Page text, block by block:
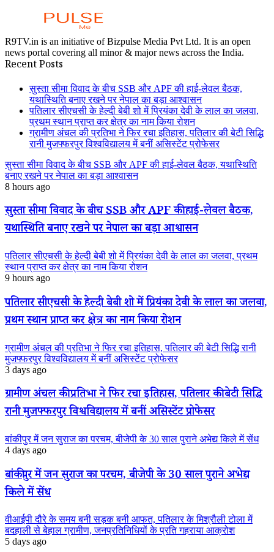
R9TV.in is an initiative of Bizpulse Media Pvt Ltd. It is an open
news portal covering all minor & major news across the India.
Recent Posts
सुस्ता सीमा विवाद के बीच SSB और APF की हाई-लेवल बैठक,
यथास्थिति बनाए रखने पर नेपाल का बड़ा आश्वासन
पतिलार सीएचसी के हेल्दी बेबी शो में प्रियंका देवी के लाल का जलवा,
प्रथम स्थान प्राप्त कर क्षेत्र का नाम किया रोशन
ग्रामीण अंचल की प्रतिभा ने फिर रचा इतिहास, पतिलार की बेटी सिद्धि
रानी मुजफ्फरपुर विश्वविद्यालय में बनीं असिस्टेंट प्रोफेसर
सुस्ता सीमा विवाद के बीच SSB और APF की हाई-लेवल बैठक, यथास्थिति
बनाए रखने पर नेपाल का बड़ा आश्वासन
8 hours ago
सुस्ता सीमा विवाद के बीच SSB और APF की हाई-लेवल बैठक,
यथास्थिति बनाए रखने पर नेपाल का बड़ा आश्वासन
पतिलार सीएचसी के हेल्दी बेबी शो में प्रियंका देवी के लाल का जलवा, प्रथम
स्थान प्राप्त कर क्षेत्र का नाम किया रोशन
9 hours ago
पतिलार सीएचसी के हेल्दी बेबी शो में प्रियंका देवी के लाल का जलवा,
प्रथम स्थान प्राप्त कर क्षेत्र का नाम किया रोशन
ग्रामीण अंचल की प्रतिभा ने फिर रचा इतिहास, पतिलार की बेटी सिद्धि रानी
मुजफ्फरपुर विश्वविद्यालय में बनीं असिस्टेंट प्रोफेसर
3 days ago
ग्रामीण अंचल की प्रतिभा ने फिर रचा इतिहास, पतिलार की बेटी सिद्धि
रानी मुजफ्फरपुर विश्वविद्यालय में बनीं असिस्टेंट प्रोफेसर
बांकीपुर में जन सुराज का परचम, बीजेपी के 30 साल पुराने अभेद्य किले में सेंध
4 days ago
बांकीपुर में जन सुराज का परचम, बीजेपी के 30 साल पुराने अभेद्य
किले में सेंध
वीआईपी दौरे के समय बनी सड़क बनी आफत, पतिलार के मिश्रौली टोला में
बदहाली से बेहाल ग्रामीण, जनप्रतिनिधियों के प्रति गहराया आक्रोश
5 days ago